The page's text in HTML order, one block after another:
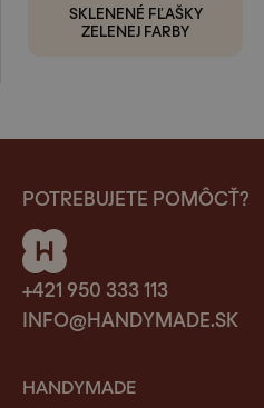
SKLENENÉ FĽAŠKY
ZELENEJ FARBY
POTREBUJETE POMÔCŤ?
+421 950 333 113
INFO@HANDYMADE.SK
HANDYMADE